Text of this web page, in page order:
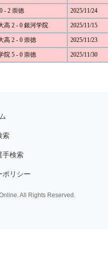
- 2 崇徳 2025/11/24
高 2 - 0 銀河学院 2025/11/15
高 2 - 0 崇徳 2025/11/23
院 5 - 0 崇徳 2025/11/30
索
手検索
ポリシー
All Rights Reserved.